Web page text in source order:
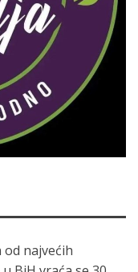
od najvećih